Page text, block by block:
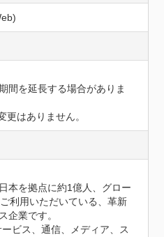
間を延長する場合がありま
はありません。
本を拠点に約1億人、グロー
利用いただいている、革新
企業です。
ビス、通信、メディア、ス